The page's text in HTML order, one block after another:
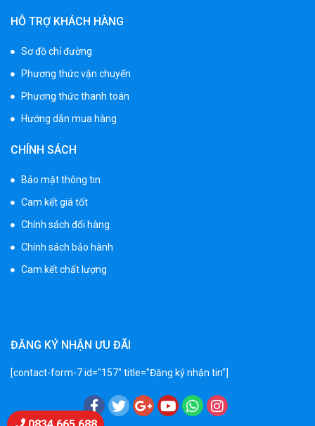
1.650.000 ₫
1.950.000 ₫
Xe 3 bánh đạp trẻ em FE-188
750.000 ₫
550.000 ₫
950.000 ₫
1.250.000 ₫
HỖ TRỢ KHÁCH HÀNG
Sơ đồ chỉ đường
Phương thức vận chuyển
Phương thức thanh toán
Hướng dẫn mua hàng
CHÍNH SÁCH
Bảo mật thông tin
Cam kết giá tốt
Chính sách đổi hàng
Chính sách bảo hành
Cam kết chất lượng
ĐĂNG KÝ NHẬN ƯU ĐÃI
[contact-form-7 id="157" title="Đăng ký nhận tin"]
Chat Zalo